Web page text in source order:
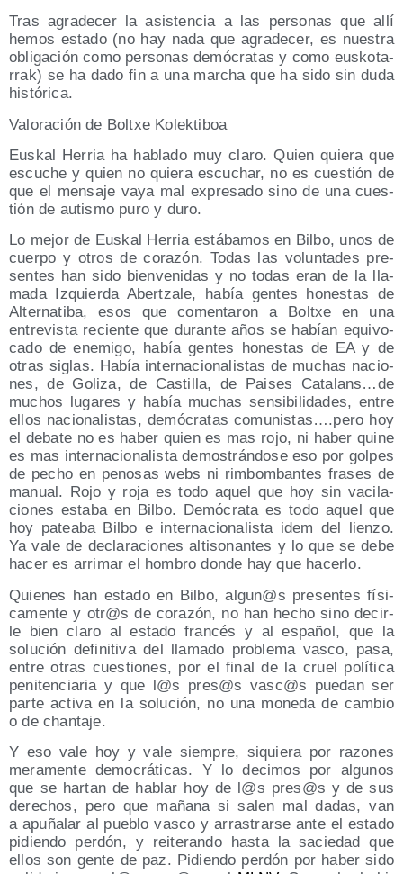
Tras agra­de­cer la asis­ten­cia a las per­so­nas que allí
hemos esta­do (no hay nada que agra­de­cer, es nues­tra
obli­ga­ción como per­so­nas demó­cra­tas y como eus­ko­ta­
rrak) se ha dado fin a una mar­cha que ha sido sin duda
histórica.
Valo­ra­ción de Boltxe Kolektiboa
Eus­kal Herria ha habla­do muy cla­ro. Quien quie­ra que
escu­che y quien no quie­ra escu­char, no es cues­tión de
que el men­sa­je vaya mal expre­sa­do sino de una cues­
tión de autis­mo puro y duro.
Lo mejor de Eus­kal Herria está­ba­mos en Bil­bo, unos de
cuer­po y otros de cora­zón. Todas las volun­ta­des pre­
sen­tes han sido bien­ve­ni­das y no todas eran de la lla­
ma­da Izquier­da Aber­tza­le, había gen­tes hones­tas de
Alter­na­ti­ba, esos que comen­ta­ron a Boltxe en una
entre­vis­ta recien­te que duran­te años se habían equi­vo­
ca­do de enemi­go, había gen­tes hones­tas de EA y de
otras siglas. Había inter­na­cio­na­lis­tas de muchas nacio­
nes, de Goli­za, de Cas­ti­lla, de Pai­ses Catalans…de
muchos luga­res y había muchas sen­si­bi­li­da­des, entre
ellos nacio­na­lis­tas, demó­cra­tas comunistas….pero hoy
el deba­te no es haber quien es mas rojo, ni haber qui­ne
es mas inter­na­cio­na­lis­ta demos­trán­do­se eso por gol­pes
de pecho en peno­sas webs ni rim­bom­ban­tes fra­ses de
manual. Rojo y roja es todo aquel que hoy sin vaci­la­
cio­nes esta­ba en Bil­bo. Demó­cra­ta es todo aquel que
hoy patea­ba Bil­bo e inter­na­cio­na­lis­ta idem del lien­zo.
Ya vale de decla­ra­cio­nes alti­so­nan­tes y lo que se debe
hacer es arri­mar el hom­bro don­de hay que hacerlo.
Quie­nes han esta­do en Bil­bo, algun@s pre­sen­tes físi­
ca­men­te y otr@s de cora­zón, no han hecho sino decir­
le bien cla­ro al esta­do fran­cés y al espa­ñol, que la
solu­ción defi­ni­ti­va del lla­ma­do pro­ble­ma vas­co, pasa,
entre otras cues­tio­nes, por el final de la cruel polí­ti­ca
peni­ten­cia­ria y que l@s pres@s vasc@s pue­dan ser
par­te acti­va en la solu­ción, no una mone­da de cam­bio
o de chantaje.
Y eso vale hoy y vale siem­pre, siquie­ra por razo­nes
mera­men­te demo­crá­ti­cas. Y lo deci­mos por algu­nos
que se har­tan de hablar hoy de l@s pres@s y de sus
dere­chos, pero que maña­na si salen mal dadas, van
a apu­ña­lar al pue­blo vas­co y arras­trar­se ante el esta­do
pidien­do per­dón, y reite­ran­do has­ta la sacie­dad que
ellos son gen­te de paz. Pidien­do per­dón por haber sido